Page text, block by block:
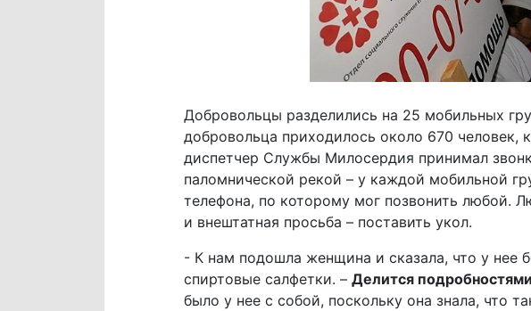
Добровольцы разделились на 25 мобильных
добровольца приходилось около 670
диспетчер Службы Милосердия принимал
паломнической рекой – у каждой мобильной
телефона, по которому мог позвонить любой.
и внештатная просьба – поставить укол.
- К нам подошла женщина и сказала, что у нее
спиртовые салфетки. – Делится
было у нее с собой, поскольку она знала, что